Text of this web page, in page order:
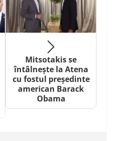
Mitsotakis se
întâlnește la Atena
cu fostul președinte
american Barack
Obama